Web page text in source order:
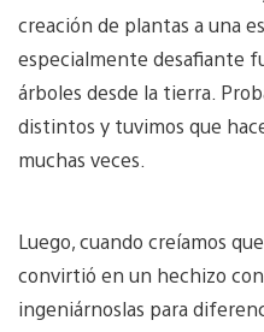
creación de plantas a una
especialmente desafiante
árboles desde la tierra.
distintos y tuvimos que
muchas veces.
Luego, cuando creíamos
convirtió en un hechizo
ingeniárnoslas para